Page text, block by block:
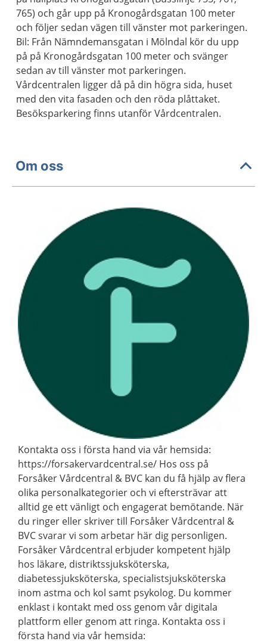
765) och går upp på Kronogårdsgatan 100 meter
och följer sedan vägen till vänster mot parkeringen.
Bil: Från Nämndemansgatan i Mölndal kör du upp
på på Kronogårdsgatan 100 meter och svänger
sedan av till vänster mot parkeringen.
Vårdcentralen ligger då på din högra sida, huset
med den vita fasaden och den röda plåttaket.
Besöksparkering finns utanför Vårdcentralen.
Om oss
Kontakta oss i första hand via vår hemsida:
https://forsakervardcentral.se/ Hos oss på
Forsåker Vårdcentral & BVC kan du få hjälp av flera
olika personalkategorier och vi eftersträvar att
alltid ge ett vänligt och engagerat bemötande. När
du ringer eller skriver till Forsåker Vårdcentral &
BVC svarar vi som arbetar här dig personligen.
Forsåker Vårdcentral erbjuder kompetent hjälp
hos läkare, distriktssjuksköterska,
diabetessjuksköterska, specialistsjuksköterska
inom astma och kol samt psykolog. Du kommer
enklast i kontakt med oss genom vår digitala
plattform eller genom att ringa. Kontakta oss i
första hand via vår hemsida: